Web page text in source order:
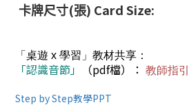
卡牌尺寸(張) CardSize:
「桌遊 x 學習」教材共享：
「認識音節」 （pdf檔）： 教師指引
Step by Step教學PPT